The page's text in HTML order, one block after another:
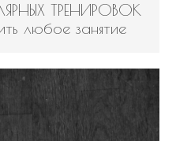
ТРЕНИРОВОК
любое занятие